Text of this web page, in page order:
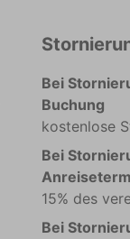
Bei
Buchung
kostenlose
Bei
15% des
Bei